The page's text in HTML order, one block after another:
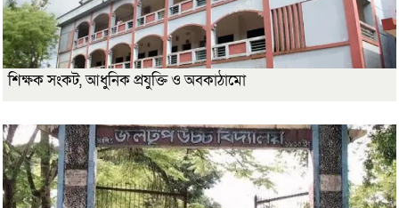
শিক্ষক সংকট, আধুনিক প্রযুক্তি ও অবকাঠামো